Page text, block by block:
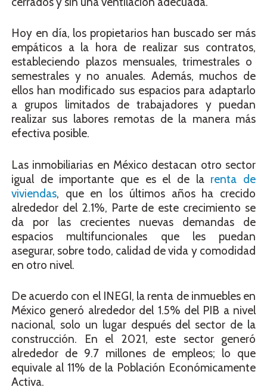
Hoy en día, los propietarios han buscado ser más
empáticos a la hora de realizar sus contratos,
estableciendo plazos mensuales, trimestrales o
semestrales y no anuales. Además, muchos de
ellos han modificado sus espacios para adaptarlo
a grupos limitados de trabajadores y puedan
realizar sus labores remotas de la manera más
efectiva posible.
Las inmobiliarias en México destacan otro sector
igual de importante que es el de larenta de
viviendas, que en los últimos años ha crecido
alrededor del 2.1%, Parte de este crecimiento se
da por las crecientes nuevas demandas de
espacios multifuncionales que les puedan
asegurar, sobre todo, calidad de vida y comodidad
en otro nivel.
De acuerdo con el INEGI, la renta de inmuebles en
México generó alrededor del 1.5% del PIB a nivel
nacional, solo un lugar después del sector de la
construcción. En el 2021, este sector generó
alrededor de 9.7 millones de empleos; lo que
equivale al 11% de la Población Económicamente
Activa.